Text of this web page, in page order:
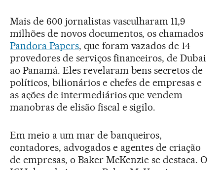
Mais de 600 jornalistas vasculharam 11,9
milhões de novos documentos, os chamados
Pandora Papers, que foram vazados de 14
provedores de serviços financeiros, de Dubai
ao Panamá. Eles revelaram bens secretos de
políticos, bilionários e chefes de empresas e
as ações de intermediários que vendem
manobras de elisão fiscal e sigilo.
Em meio a um mar de banqueiros,
contadores, advogados e agentes de criação
de empresas, o Baker McKenzie se destaca. O